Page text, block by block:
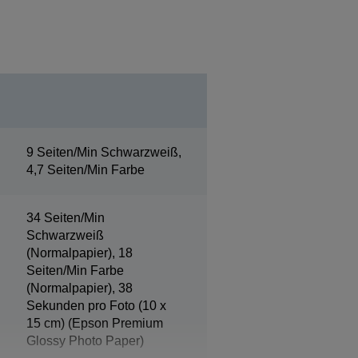
9 Seiten/Min Schwarzweiß,
4,7 Seiten/Min Farbe
34 Seiten/Min
Schwarzweiß
(Normalpapier), 18
Seiten/Min Farbe
(Normalpapier), 38
Sekunden pro Foto (10 x
15 cm) (Epson Premium
Glossy Photo Paper)